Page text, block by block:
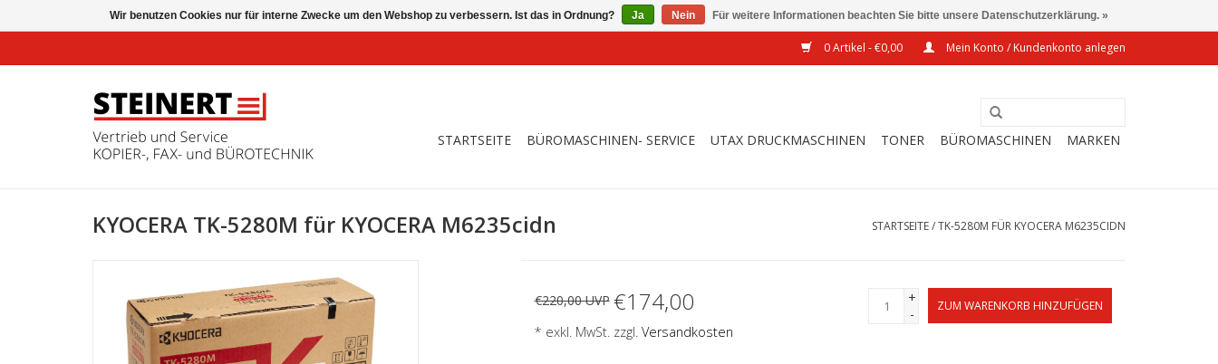
0 Artikel - €0,00 Mein Konto / Kundenkonto anlegen
STARTSEITE BÜROMASCHINEN- SERVICE UTAX DRUCKMASCHINEN TONER BÜROMASCHINEN MARKEN
KYOCERA TK-5280M für KYOCERA M6235cidn STARTSEITE/TK-5280M FÜR KYOCERA M6235CIDN
€220,00 UVP €174,00
* exkl. MwSt. zzgl. Versandkosten
+
-
ZUM WARENKORB HINZUFÜGEN
Wir benutzen Cookies nur für interne Zwecke um den Webshop zu verbessern. Ist das in Ordnung? Ja Nein Für weitere Informationen beachten Sie bitte unsere Datenschutzerklärung. »